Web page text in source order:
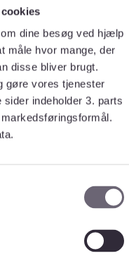
dine besøg ved hjælp
måle hvor mange, der
disse bliver brugt.
gøre vores tjenester
sider indeholder 3. parts
kræver, at du
som administrator
bedste
Højreklik på
og vælg ‘Kør som
på, hvordan du bruger
du gennemfører